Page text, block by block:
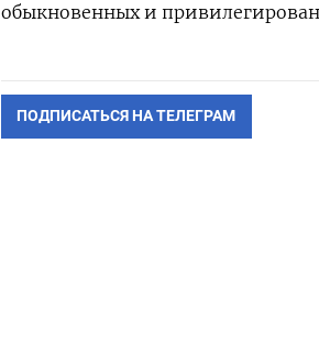
обыкновенных и
ПОДПИСАТЬСЯ НА ТЕЛЕГРАМ